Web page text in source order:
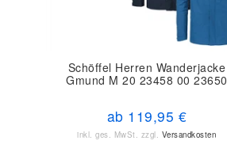
Schöffel Herren Wanderjacke
Gmund M 20 23458 00 23650
ab 119,95 €
inkl. ges. MwSt. zzgl. Versandkosten